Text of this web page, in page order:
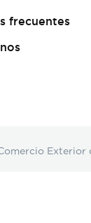
frecuentes
Exterior